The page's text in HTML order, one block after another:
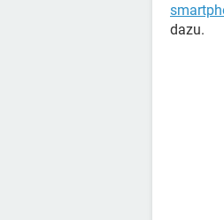
dazu.